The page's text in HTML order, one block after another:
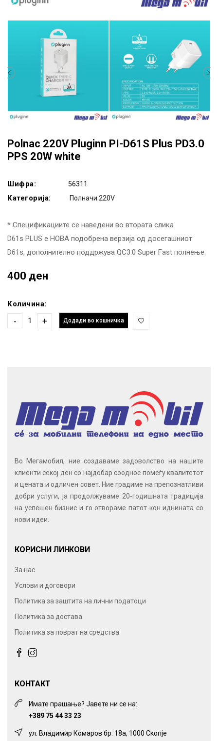
Polnac 220V Pluginn PI-D61S Plus PD3.0
PPS 20W white
Шифра: 56311
Категорија: Полначи 220V
* Спецификациите се наведени во втората слика
D61s PLUS е НОВА подобрена верзија од досегашниот
D61s, дополнително поддржува QC3.0 Super Fast полнење.
400 ден
Количина:
- + Додади во кошничка
Во Мегамобил, ние создаваме задоволство на нашите
клиенти секој ден со најдобар сооднос помеѓу квалитетот
и цената и одличен совет. Ние градиме на препознатливи
добри услуги, ја продолжуваме 20-годишната традиција
на успешен бизнис и го отвораме патот кон иднината со
нови идеи.
КОРИСНИ ЛИНКОВИ
За нас
Услови и договори
Политика за заштита на лични податоци
Политика за достава
Политика за поврат на средства
КОНТАКТ
Имате прашање? Јавете ни се на:
+389 75 44 33 23
ул. Владимир Комаров бр. 18а, 1000 Скопје